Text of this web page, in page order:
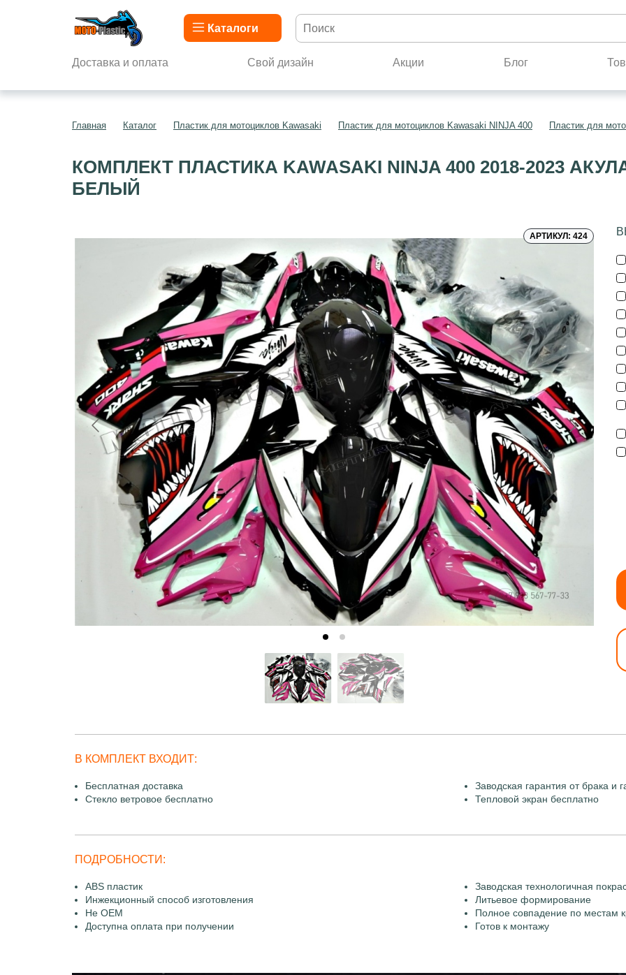
Каталоги
Доставка и оплата Свой дизайн Акции Блог
Главная Каталог Пластик для мотоциклов Kawasaki Пластик для мотоциклов Kawasaki NINJA 400 Пластик для
КОМПЛЕКТ ПЛАСТИКА KAWASAKI NINJA 400 2018-2023
БЕЛЫЙ
АРТИКУЛ: 424
В КОМПЛЕКТ ВХОДИТ:
Бесплатная доставка
Заводская гарантия от брака и
Стекло ветровое бесплатно
Тепловой экран бесплатно
ПОДРОБНОСТИ:
ABS пластик
Заводская технологичная
Инжекционный способ изготовления
Литьевое формирование
Не OEM
Полное совпадение по местам
Доступна оплата при получении
Готов к монтажу